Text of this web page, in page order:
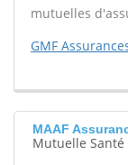
mutuelles
GMF
MAAF
Mutuelle Santé